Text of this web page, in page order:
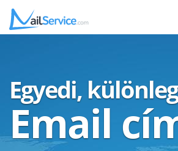
Egyedi,
Email